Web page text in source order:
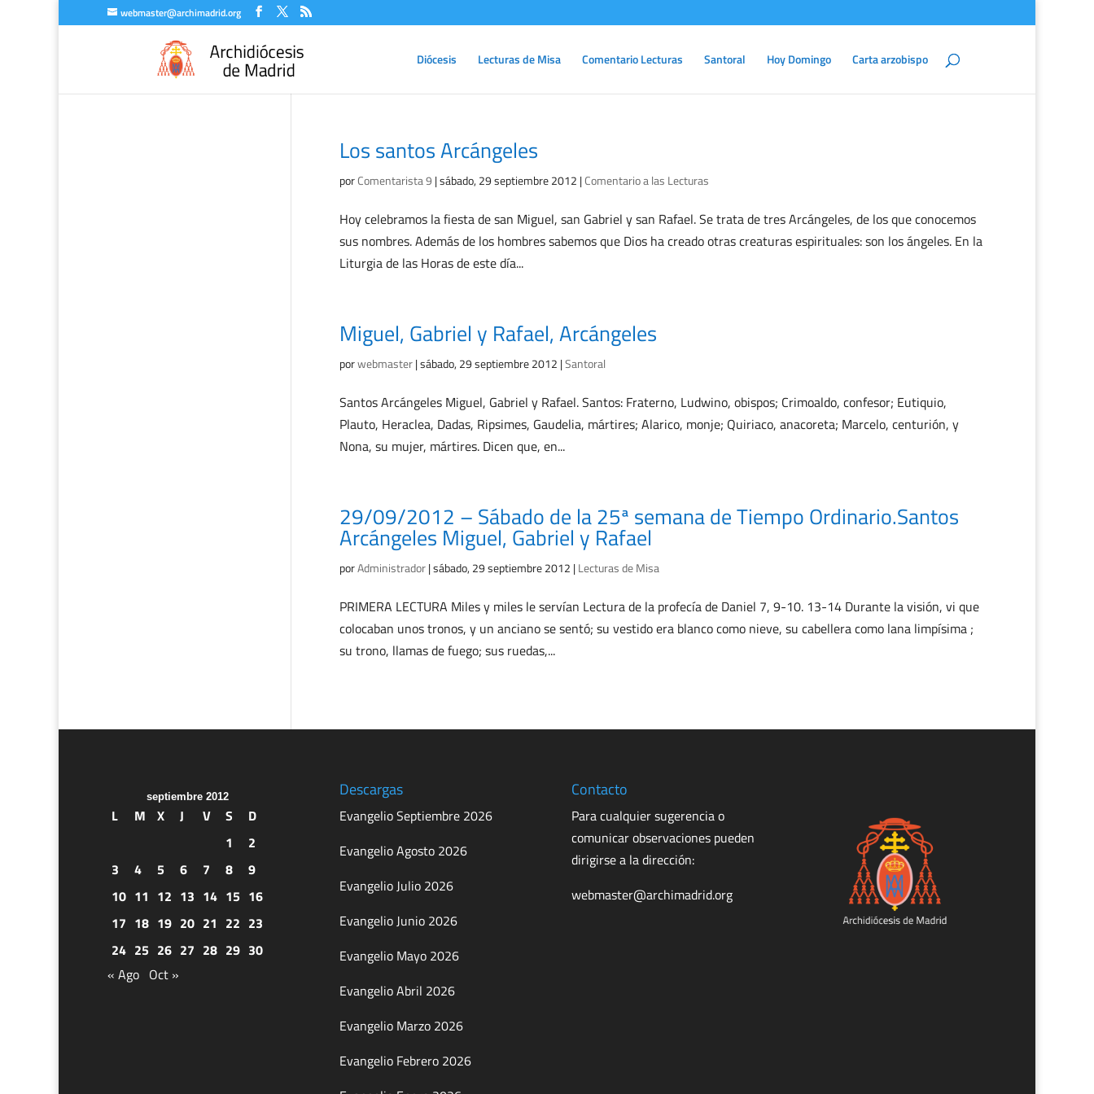
webmaster@archimadrid.org
Diócesis Lecturas de Misa Comentario Lecturas Santoral Hoy Domingo Carta arzobispo
Los santos Arcángeles
porComentarista 9 |sábado, 29 septiembre 2012 |Comentario a las Lecturas
Hoy celebramos la fiesta de san Miguel, san Gabriel y san Rafael. Se trata de tres Arcángeles, de los que conocemos
sus nombres. Además de los hombres sabemos que Dios ha creado otras creaturas espirituales: son los ángeles. En la
Liturgia de las Horas de este día...
Miguel, Gabriel y Rafael, Arcángeles
porwebmaster|sábado, 29 septiembre 2012 |Santoral
Santos Arcángeles Miguel, Gabriel y Rafael. Santos: Fraterno, Ludwino, obispos; Crimoaldo, confesor; Eutiquio,
Plauto, Heraclea, Dadas, Ripsimes, Gaudelia, mártires; Alarico, monje; Quiriaco, anacoreta; Marcelo, centurión, y
Nona, su mujer, mártires. Dicen que, en...
29/09/2012 – Sábado de la 25ª semana de Tiempo Ordinario.Santos
Arcángeles Miguel, Gabriel y Rafael
porAdministrador|sábado, 29 septiembre 2012 |Lecturas de Misa
PRIMERA LECTURA Miles y miles le servían Lectura de la profecía de Daniel 7, 9-10. 13-14 Durante la visión, vi que
colocaban unos tronos, y un anciano se sentó; su vestido era blanco como nieve, su cabellera como lana limpísima ;
su trono, llamas de fuego; sus ruedas,...
septiembre 2012
L M X J V S
D
1
2
3
4 5 6 7 8
9
10 11 12 13 14 15 16
17 18 19 20 21 22 23
24 25 26 27 28 29 30
« Ago Oct »
Descargas
Evangelio Septiembre 2026
Evangelio Agosto 2026
Evangelio Julio 2026
Evangelio Junio 2026
Evangelio Mayo 2026
Evangelio Abril 2026
Evangelio Marzo 2026
Evangelio Febrero 2026
Contacto
Para cualquier sugerencia o
comunicar observaciones pueden
dirigirse a la dirección:
webmaster@archimadrid.org